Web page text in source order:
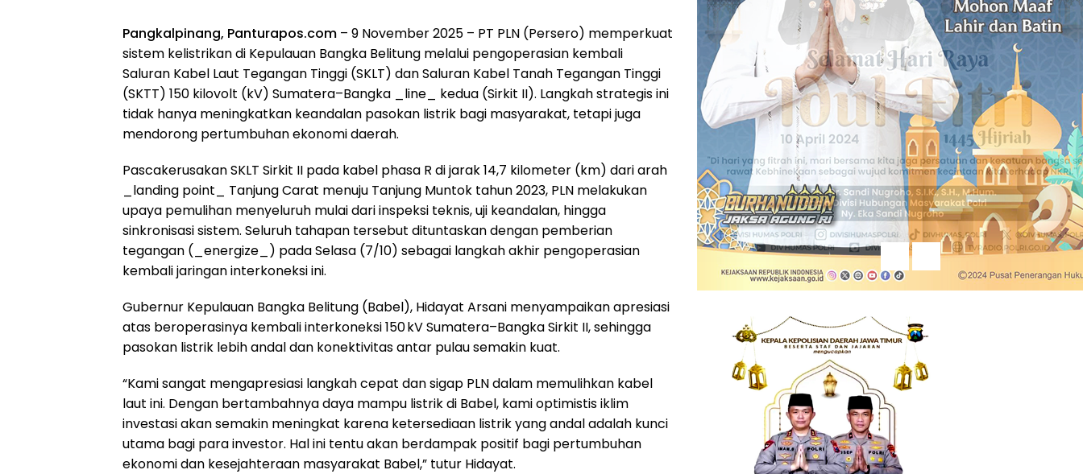
Pangkalpinang, Panturapos.com – 9 November 2025 – PT PLN (Persero) memperkuat
sistem kelistrikan di Kepulauan Bangka Belitung melalui pengoperasian kembali
Saluran Kabel Laut Tegangan Tinggi (SKLT) dan Saluran Kabel Tanah Tegangan Tinggi
(SKTT) 150 kilovolt (kV) Sumatera–Bangka _line_ kedua (Sirkit II). Langkah strategis ini
tidak hanya meningkatkan keandalan pasokan listrik bagi masyarakat, tetapi juga
mendorong pertumbuhan ekonomi daerah.
Pascakerusakan SKLT Sirkit II pada kabel phasa R di jarak 14,7 kilometer (km) dari arah
_landing point_ Tanjung Carat menuju Tanjung Muntok tahun 2023, PLN melakukan
upaya pemulihan menyeluruh mulai dari inspeksi teknis, uji keandalan, hingga
sinkronisasi sistem. Seluruh tahapan tersebut dituntaskan dengan pemberian
tegangan (_energize_) pada Selasa (7/10) sebagai langkah akhir pengoperasian
kembali jaringan interkoneksi ini.
Gubernur Kepulauan Bangka Belitung (Babel), Hidayat Arsani menyampaikan apresiasi
atas beroperasinya kembali interkoneksi 150 kV Sumatera–Bangka Sirkit II, sehingga
pasokan listrik lebih andal dan konektivitas antar pulau semakin kuat.
“Kami sangat mengapresiasi langkah cepat dan sigap PLN dalam memulihkan kabel
laut ini. Dengan bertambahnya daya mampu listrik di Babel, kami optimistis iklim
investasi akan semakin meningkat karena ketersediaan listrik yang andal adalah kunci
utama bagi para investor. Hal ini tentu akan berdampak positif bagi pertumbuhan
ekonomi dan kesejahteraan masyarakat Babel,” tutur Hidayat.